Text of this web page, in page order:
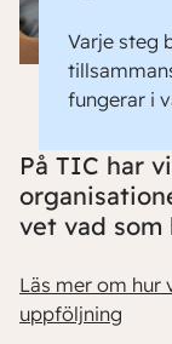
Varje steg
fungerar i
På TIC har
vet vad som
Läs mer om hur
uppföljning